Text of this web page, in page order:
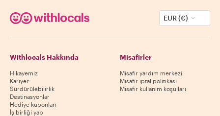
EUR (€)
Withlocals Hakkında
Hikayemiz
Kariyer
Sürdürülebilirlik
Destinasyonlar
Hediye kuponları
İş birliği yap
Misafirler
Misafir yardım merkezi
Misafir iptal politikası
Misafir kullanım koşulları